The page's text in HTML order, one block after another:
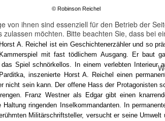
© Robinson Reichel
A. Reichel ist ein Geschichtenerzähler und so
mit fast tödlichem Ausgang. Er baut
das Spiel schnörkellos. In einem verlebten Interieur
inszenierte Horst A. Reichel einen
nicht sein kann. Der offene Hass der Protagonisten
Franz Westner als Edgar gibt einen
Haltung ringenden Inselkommandanten. In
Militärschriftsteller, versucht er seine
von ihnen sind essenziell für den Betrieb der
möchten. Bitte beachten Sie, dass bei